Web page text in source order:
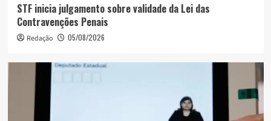
STF inicia julgamento sobre validade da Lei das
Contravenções Penais
Redação 05/08/2026